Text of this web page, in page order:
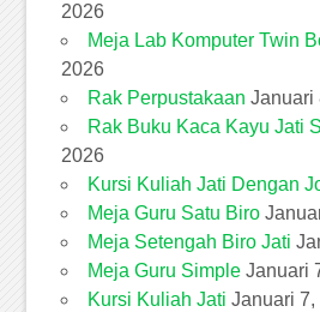
2026
Meja Lab Komputer Twin
2026
Rak Perpustakaan Januari
Rak Buku Kaca Kayu Jati
2026
Kursi Kuliah Jati Dengan
Meja Guru Satu Biro
Meja Setengah Biro Jati
Meja Guru Simple Januari
Kursi Kuliah Jati Januari 7,